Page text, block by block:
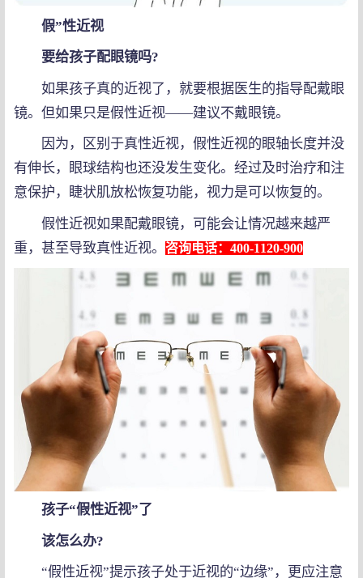
假”性近视
要给孩子配眼镜吗?
如果孩子真的近视了，就要根据医生的指导配戴眼
镜。但如果只是假性近视——建议不戴眼镜。
因为，区别于真性近视，假性近视的眼轴长度并没
有伸长，眼球结构也还没发生变化。经过及时治疗和注
意保护，睫状肌放松恢复功能，视力是可以恢复的。
假性近视如果配戴眼镜，可能会让情况越来越严
重，甚至导致真性近视。 咨询电话：400-1120-900
孩子“假性近视”了
该怎么办?
“假性近视”提示孩子处于近视的“边缘”，更应注意